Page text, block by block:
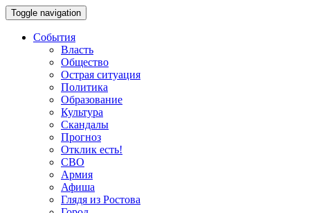
Toggle navigation
События
Власть
Общество
Острая ситуация
Политика
Образование
Культура
Скандалы
Прогноз
Отклик есть!
СВО
Армия
Афиша
Глядя из Ростова